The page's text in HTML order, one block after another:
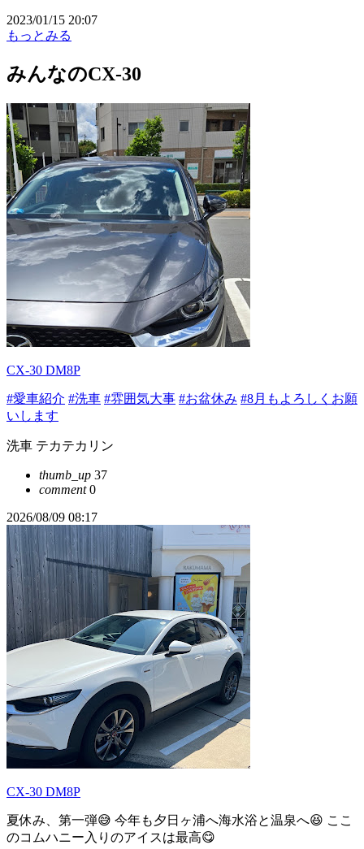
2023/01/15 20:07
もっとみる
みんなのCX-30
CX-30 DM8P
#愛車紹介 #洗車 #雰囲気大事 #お盆休み #8月もよろしくお願
いします
洗車 テカテカリン
thumb_up 37
comment0
2026/08/09 08:17
CX-30 DM8P
夏休み、第一弾😅 今年も夕日ヶ浦へ海水浴と温泉へ😆 ここ
のコムハニー入りのアイスは最高😋